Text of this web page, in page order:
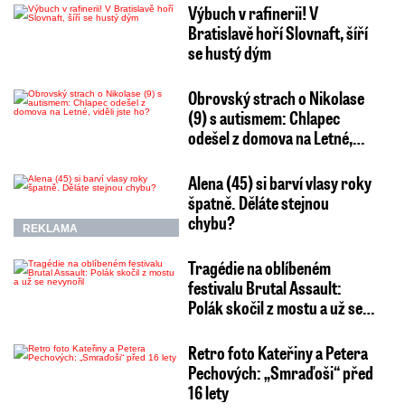
Výbuch v rafinerii! V
Bratislavě hoří Slovnaft, šíří
se hustý dým
Obrovský strach o Nikolase
(9) s autismem: Chlapec
odešel z domova na Letné,…
REKLAMA
Alena (45) si barví vlasy roky
špatně. Děláte stejnou
chybu?
Tragédie na oblíbeném
festivalu Brutal Assault:
Polák skočil z mostu a už se…
Retro foto Kateřiny a Petera
Pechových: „Smraďoši“ před
16 lety